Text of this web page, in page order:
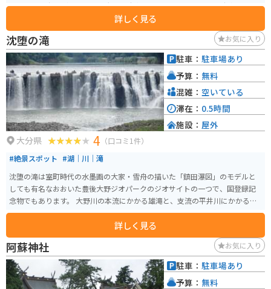
であれば15台ほど停められる大きな駐車場とトイレもあります。駐車場から
徒歩で560m歩きます。舗装されている遊歩道なので、そこまで大変ではない
です。
詳しく見る
沈堕の滝 お気に入り
大分県 4 （口コミ1件）
#絶景スポット #湖｜川｜滝
沈堕の滝は室町時代の水墨画の大家・雪舟の描いた「鎮田瀑図」のモデルと
しても有名なおおいた豊後大野ジオパークのジオサイトの一つで、国登録記
念物でもあります。 大野川の本流にかかる雄滝と、支流の平井川にかかる雌
滝からなり、雄滝は幅約100ｍ、高さは約20ｍあります。その姿はまるで滝が
2段重ねになっているような、とても不思議な情景を表出し、撮影スポットと
しても大人気です。 明治時代に建てられ、近代文化遺産に認定されている石
造の沈堕発電所も、沈堕の滝に隣接しています。
詳しく見る
駐車： 駐車場あり
予算： 無料
混雑： 空いている
滞在： 0.5時間
施設： 屋外
阿蘇神社 お気に入り
駐車： 駐車場あり
予算： 無料